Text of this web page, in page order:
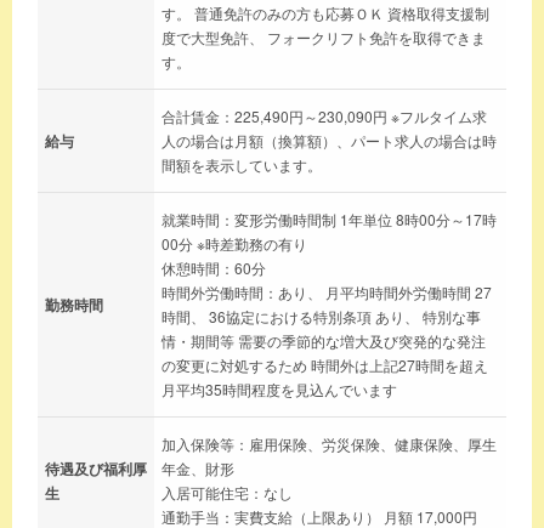
す。 普通免許のみの方も応募ＯＫ 資格取得支援制
度で大型免許、 フォークリフト免許を取得できま
す。
給与
合計賃金：225,490円～230,090円 ※フルタイム求
人の場合は月額（換算額）、パート求人の場合は時
間額を表示しています。
勤務時間
就業時間：変形労働時間制 1年単位 8時00分～17時
00分 ※時差勤務の有り
休憩時間：60分
時間外労働時間：あり、 月平均時間外労働時間 27
時間、 36協定における特別条項 あり、 特別な事
情・期間等 需要の季節的な増大及び突発的な発注
の変更に対処するため 時間外は上記27時間を超え
月平均35時間程度を見込んでいます
待遇及び福利厚
生
加入保険等：雇用保険、労災保険、健康保険、厚生
年金、財形
入居可能住宅：なし
通勤手当：実費支給（上限あり） 月額 17,000円